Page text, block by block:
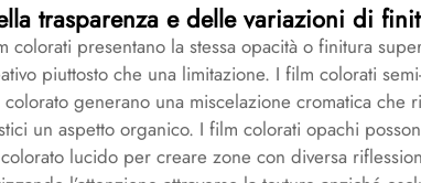
trasparenza e delle variazioni di
colorati presentano la stessa opacità o finitura
piuttosto che una limitazione. I film colorati
generano una miscelazione cromatica che
un aspetto organico. I film colorati opachi
lucido per creare zone con diversa